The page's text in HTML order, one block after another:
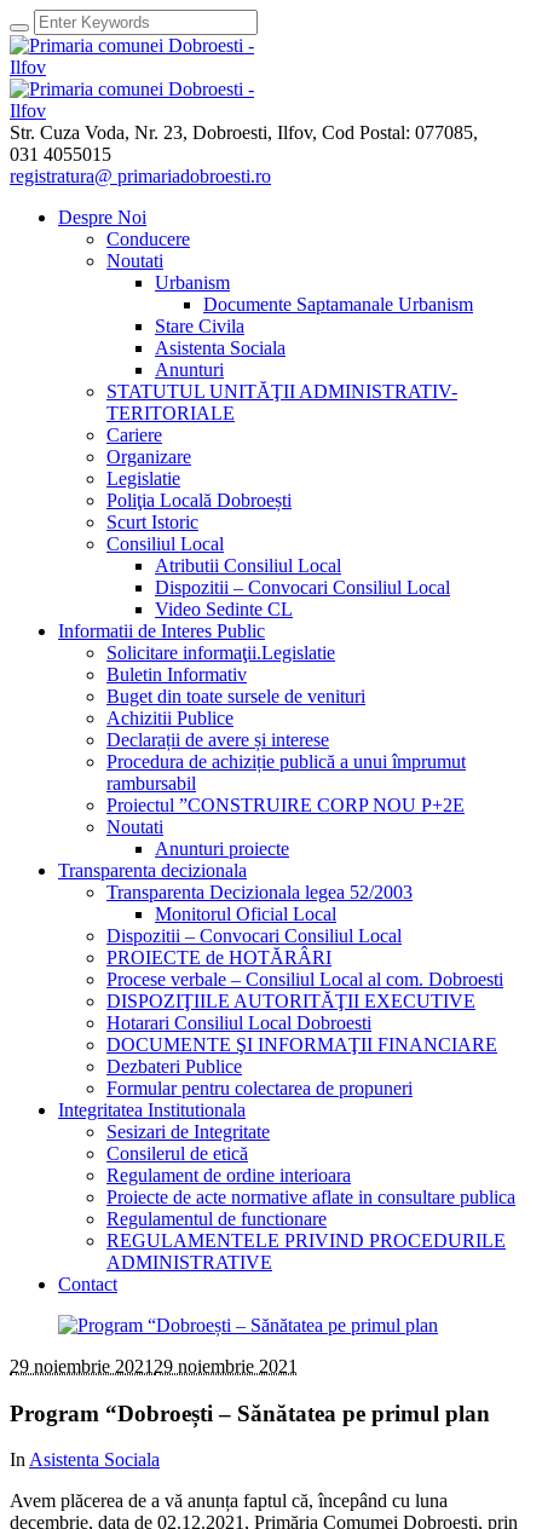
Str. Cuza Voda, Nr. 23, Dobroesti, Ilfov, Cod Postal: 077085,
031 4055015
registratura@ primariadobroesti.ro
Despre Noi
Conducere
Noutati
Urbanism
Documente Saptamanale Urbanism
Stare Civila
Asistenta Sociala
Anunturi
STATUTUL UNITĂŢII ADMINISTRATIV-
TERITORIALE
Cariere
Organizare
Legislatie
Poliţia Locală Dobroești
Scurt Istoric
Consiliul Local
Atributii Consiliul Local
Dispozitii – Convocari Consiliul Local
Video Sedinte CL
Informatii de Interes Public
Solicitare informaţii.Legislatie
Buletin Informativ
Buget din toate sursele de venituri
Achizitii Publice
Declarații de avere și interese
Procedura de achiziție publică a unui împrumut
rambursabil
Proiectul ”CONSTRUIRE CORP NOU P+2E
Noutati
Anunturi proiecte
Transparenta decizionala
Transparenta Decizionala legea 52/2003
Monitorul Oficial Local
Dispozitii – Convocari Consiliul Local
PROIECTE de HOTĂRÂRI
Procese verbale – Consiliul Local al com. Dobroesti
DISPOZIŢIILE AUTORITĂŢII EXECUTIVE
Hotarari Consiliul Local Dobroesti
DOCUMENTE ŞI INFORMAŢII FINANCIARE
Dezbateri Publice
Formular pentru colectarea de propuneri
Integritatea Institutionala
Sesizari de Integritate
Consilerul de etică
Regulament de ordine interioara
Proiecte de acte normative aflate in consultare publica
Regulamentul de functionare
REGULAMENTELE PRIVIND PROCEDURILE
ADMINISTRATIVE
Contact
29 noiembrie 2021 29 noiembrie 2021
Program “Dobroești – Sănătatea pe primul plan
InAsistenta Sociala
Avem plăcerea de a vă anunța faptul că, începând cu luna
decembrie, data de 02.12.2021, Primăria Comumei Dobroești, prin